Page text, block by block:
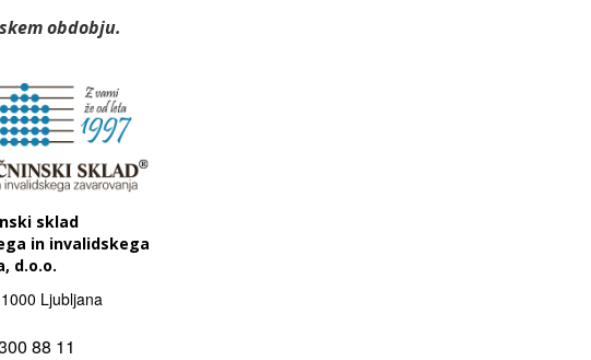
obdobju.
sklad
in invalidskega
d.o.o.
Ljubljana
88 11